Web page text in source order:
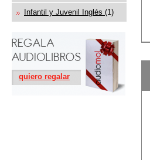
Infantil y Juvenil Inglés (1)
quiero regalar